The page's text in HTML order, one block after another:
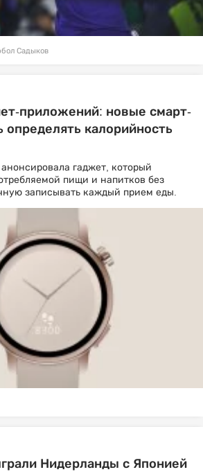
Садыков
приложений: новые смарт-
определять калорийность
гаджет, который
пищи и напитков без
записывать каждый прием еды.
Нидерланды с Японией